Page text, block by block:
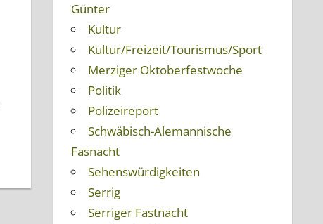
Günter
Kultur
Kultur/Freizeit/Tourismus/Sport
Merziger Oktoberfestwoche
Politik
Polizeireport
Schwäbisch-Alemannische
Fasnacht
Sehenswürdigkeiten
Serrig
Serriger Fastnacht